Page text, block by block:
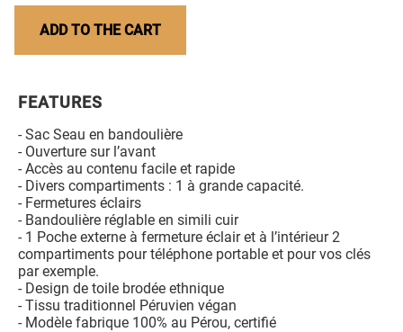
ADD TO THE CART
FEATURES
- Sac Seau en bandoulière
- Ouverture sur l’avant
- Accès au contenu facile et rapide
- Divers compartiments : 1 à grande capacité.
- Fermetures éclairs
- Bandoulière réglable en simili cuir
- 1 Poche externe à fermeture éclair et à l’intérieur 2
compartiments pour téléphone portable et pour vos clés
par exemple.
- Design de toile brodée ethnique
- Tissu traditionnel Péruvien végan
- Modèle fabrique 100% au Pérou, certifié